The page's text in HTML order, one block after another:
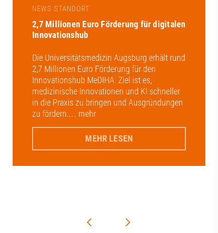
NEWS STANDORT
2,7 Millionen Euro Förderung für digitalen
Innovationshub
Die Universitätsmedizin Augsburg erhält rund
2,7 Millionen Euro Förderung für den
Innovationshub MeDIHA. Ziel ist es,
medizinische Innovationen und KI schneller
in die Praxis zu bringen und Ausgründungen
zu fördern.... mehr
MEHR LESEN